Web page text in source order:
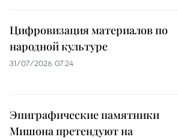
Цифровизация материалов по
народной культуре
31/07/2026 07:24
Эпиграфические памятники
Мишона претендуют на